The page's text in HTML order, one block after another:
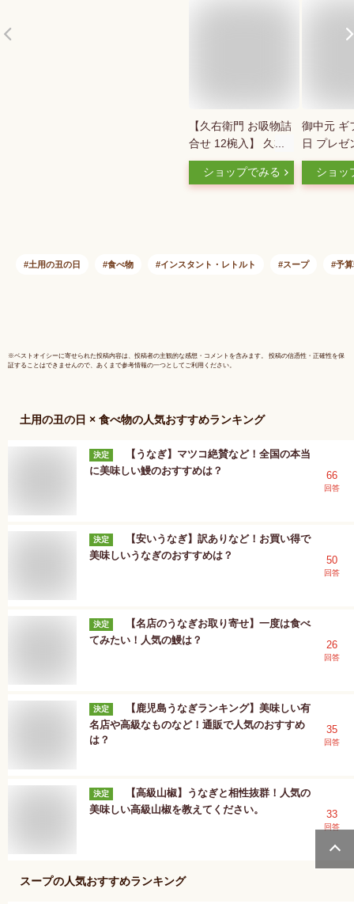
【久右衛門 お吸物詰
合せ 12椀入】 久右
衛門 送料無料 だし
お吸い物 のし 最中
お吸物 父の日
ショップでみる
御中元 ギ
日 プレゼ
無料（一
右衛門
ショッ
土用の丑の日 食べ物 インスタント・レトルト スープ 予
※ベストオイシーに寄せられた投稿内容は、投稿者の主観的な感想・コメントを含みます。 投稿の信憑性・正確性を保
証することはできませんので、あくまで参考情報の一つとしてご利用ください。
土用の丑の日 × 食べ物の人気おすすめランキング
決定
【うなぎ】マツコ絶賛など！全国の本当
に美味しい鰻のおすすめは？
66
回答
決定
【安いうなぎ】訳ありなど！お買い得で
美味しいうなぎのおすすめは？
50
回答
決定
【名店のうなぎお取り寄せ】一度は食べ
てみたい！人気の鰻は？
26
回答
決定
【鹿児島うなぎランキング】美味しい有
名店や高級なものなど！通販で人気のおすすめ
は？
35
回答
決定
【高級山椒】うなぎと相性抜群！人気の
美味しい高級山椒を教えてください。
33
回答
スープの人気おすすめランキング